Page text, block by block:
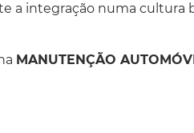
a integração numa cultura
MANUTENÇÃO